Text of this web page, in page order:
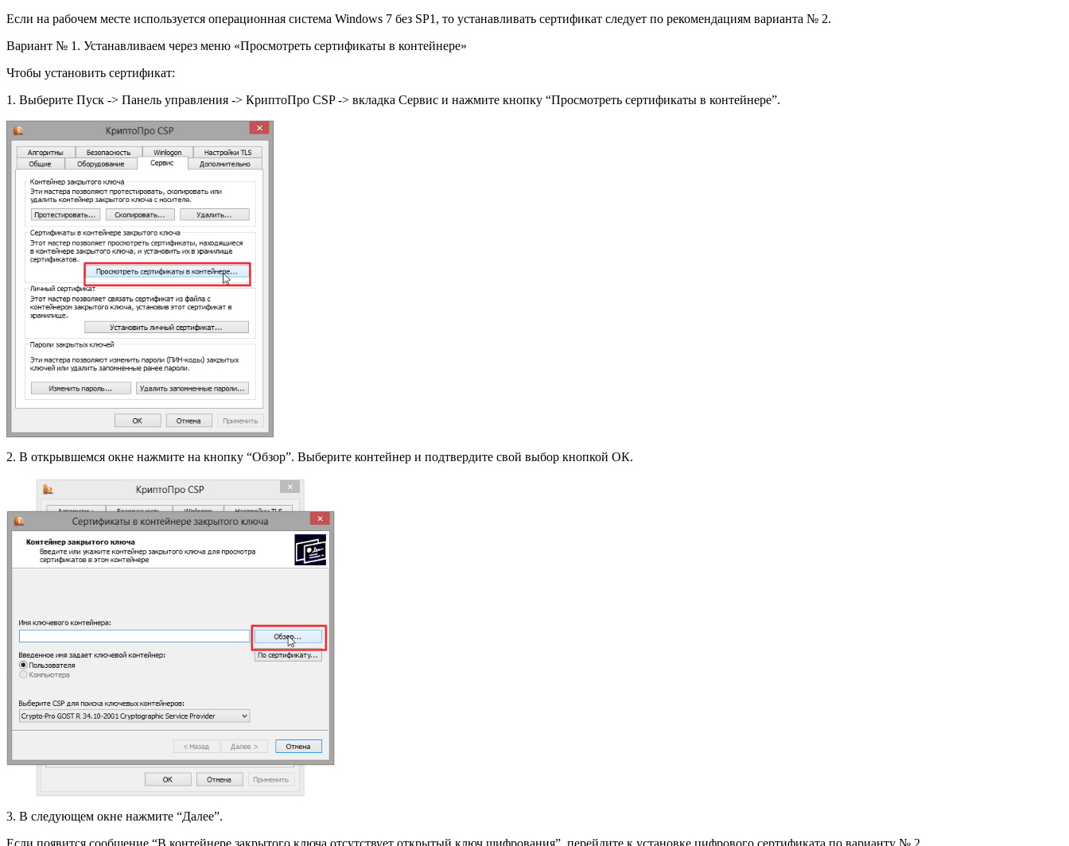
Если на рабочем месте используется операционная система Windows 7 без SP1, то устанавливать сертификат следует по рекомендациям варианта № 2.
Вариант № 1. Устанавливаем через меню «Просмотреть сертификаты в контейнере»
Чтобы установить сертификат:
1. Выберите Пуск -> Панель управления -> КриптоПро CSP -> вкладка Сервис и нажмите кнопку “Просмотреть сертификаты в контейнере”.
2. В открывшемся окне нажмите на кнопку “Обзор”. Выберите контейнер и подтвердите свой выбор кнопкой ОК.
3. В следующем окне нажмите “Далее”.
Если появится сообщение “В контейнере закрытого ключа отсутствует открытый ключ шифрования”, перейдите к установке цифрового сертификата по варианту № 2.